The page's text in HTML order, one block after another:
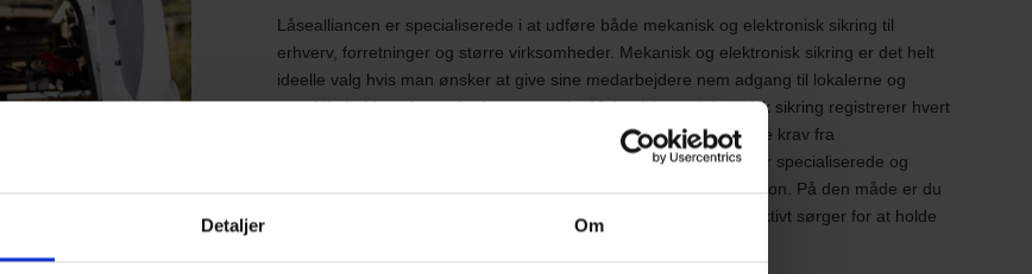
Detaljer Om
Låsealliancen er specialiserede i at udføre både mekanisk og elektronisk sikring til
erhverv, forretninger og større virksomheder. Mekanisk og elektronisk sikring er det helt
ideelle valg hvis man ønsker at give sine medarbejdere nem adgang til lokalerne og
samtidig holde enhver ubuden gæst ude. Mekanisk og elektronisk sikring registrerer hvert
eneste besøg og vi sørger naturligvis for, at systemet opfylder alle krav fra
forsikringsselskaber og lignende. Låsealliancens medarbejdere er specialiserede og
uddannede i Automatisk Indbruds Alarm samt Forsikring og Pension. På den måde er du
sikret, at alle løsninger lever op til gældende reglementer og effektivt sørger for at holde